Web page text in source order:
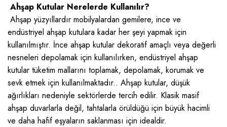
Ahşap Kutular Nerelerde Kullanılır?
Ahşap yüzyıllardır mobilyalardan gemilere, ince ve
endüstriyel ahşap kutulara kadar her şeyi yapmak için
kullanılmıştır. İnce ahşap kutular dekoratif amaçlı veya değerli
nesneleri depolamak için kullanılırken, endüstriyel ahşap
kutular tüketim mallarını toplamak, depolamak, korumak ve
sevk etmek için kullanılmaktadır.. Ahşap kutular, düşük
ağırlıkları nedeniyle sektörlerde tercih edilir. Klasik masif
ahşap duvarlarla değil, tahtalarla örüldüğü için büyük hacimli
ve daha hafif eşyaların saklanması için idealdir.